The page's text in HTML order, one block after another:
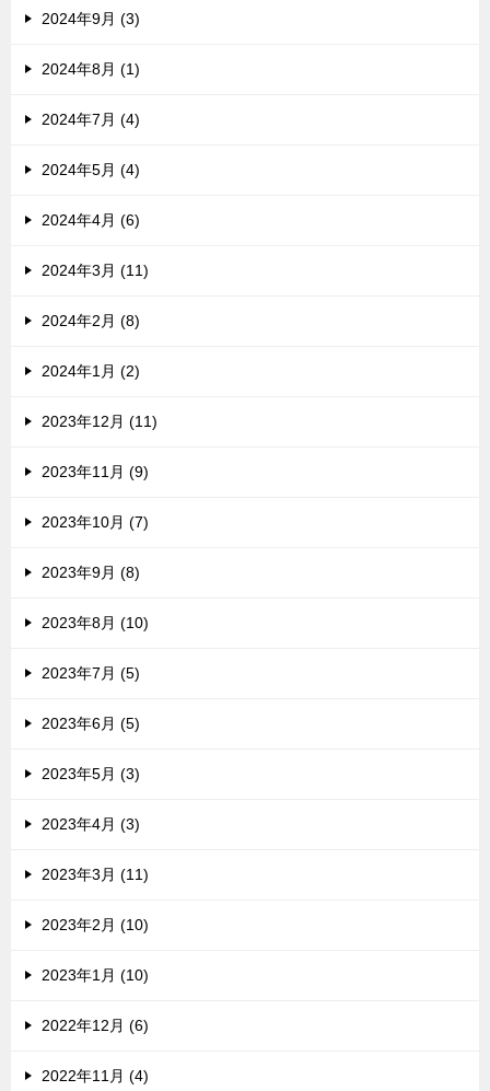
2024年9月 (3)
2024年8月 (1)
2024年7月 (4)
2024年5月 (4)
2024年4月 (6)
2024年3月 (11)
2024年2月 (8)
2024年1月 (2)
2023年12月 (11)
2023年11月 (9)
2023年10月 (7)
2023年9月 (8)
2023年8月 (10)
2023年7月 (5)
2023年6月 (5)
2023年5月 (3)
2023年4月 (3)
2023年3月 (11)
2023年2月 (10)
2023年1月 (10)
2022年12月 (6)
2022年11月 (4)